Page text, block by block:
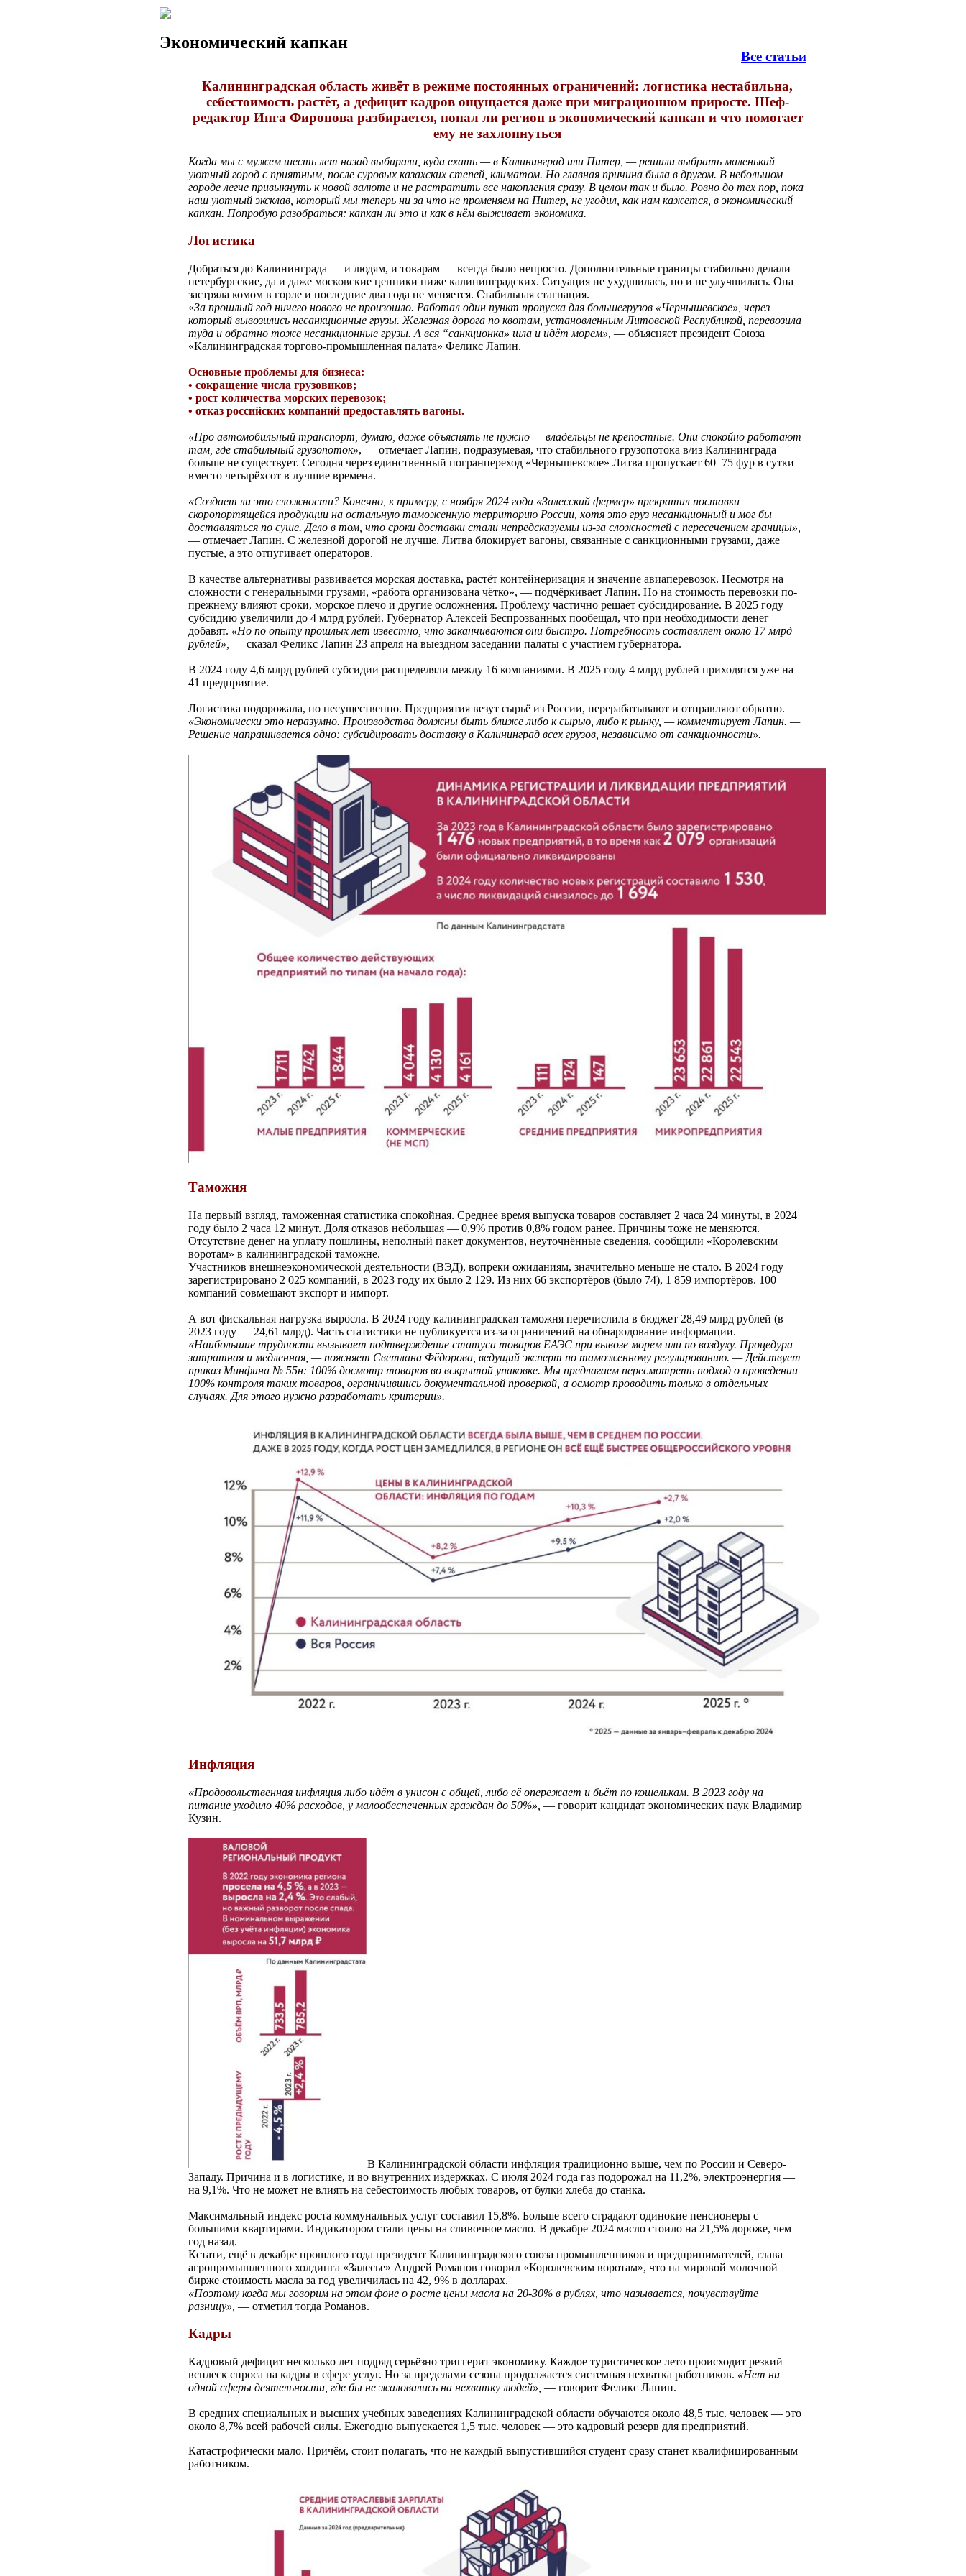
Экономический капкан
Все статьи
Калининградская область живёт в режиме постоянных ограничений: логистика нестабильна,
себестоимость растёт, а дефицит кадров ощущается даже при миграционном приросте. Шеф-
редактор Инга Фиронова разбирается, попал ли регион в экономический капкан и что помогает
ему не захлопнуться
Когда мы с мужем шесть лет назад выбирали, куда ехать — в Калининград или Питер, — решили выбрать маленький
уютный город с приятным, после суровых казахских степей, климатом. Но главная причина была в другом. В небольшом
городе легче привыкнуть к новой валюте и не растратить все накопления сразу. В целом так и было. Ровно до тех пор, пока
наш уютный эксклав, который мы теперь ни за что не променяем на Питер, не угодил, как нам кажется, в экономический
капкан. Попробую разобраться: капкан ли это и как в нём выживает экономика.
Логистика
Добраться до Калининграда — и людям, и товарам — всегда было непросто. Дополнительные границы стабильно делали
петербургские, да и даже московские ценники ниже калининградских. Ситуация не ухудшилась, но и не улучшилась. Она
застряла комом в горле и последние два года не меняется. Стабильная стагнация.
«За прошлый год ничего нового не произошло. Работал один пункт пропуска для большегрузов «Чернышевское», через
который вывозились несанкционные грузы. Железная дорога по квотам, установленным Литовской Республикой, перевозила
туда и обратно тоже несанкционные грузы. А вся “санкционка» шла и идёт морем», — объясняет президент Союза
«Калининградская торгово-промышленная палата» Феликс Лапин.
Основные проблемы для бизнеса:
• сокращение числа грузовиков;
• рост количества морских перевозок;
• отказ российских компаний предоставлять вагоны.
«Про автомобильный транспорт, думаю, даже объяснять не нужно — владельцы не крепостные. Они спокойно работают
там, где стабильный грузопоток», — отмечает Лапин, подразумевая, что стабильного грузопотока в/из Калининграда
больше не существует. Сегодня через единственный погранпереход «Чернышевское» Литва пропускает 60–75 фур в сутки
вместо четырёхсот в лучшие времена.
«Создает ли это сложности? Конечно, к примеру, с ноября 2024 года «Залесский фермер» прекратил поставки
скоропортящейся продукции на остальную таможенную территорию России, хотя это груз несанкционный и мог бы
доставляться по суше. Дело в том, что сроки доставки стали непредсказуемы из-за сложностей с пересечением границы»,
— отмечает Лапин. С железной дорогой не лучше. Литва блокирует вагоны, связанные с санкционными грузами, даже
пустые, а это отпугивает операторов.
В качестве альтернативы развивается морская доставка, растёт контейнеризация и значение авиаперевозок. Несмотря на
сложности с генеральными грузами, «работа организована чётко», — подчёркивает Лапин. Но на стоимость перевозки по-
прежнему влияют сроки, морское плечо и другие осложнения. Проблему частично решает субсидирование. В 2025 году
субсидию увеличили до 4 млрд рублей. Губернатор Алексей Беспрозванных пообещал, что при необходимости денег
добавят. «Но по опыту прошлых лет известно, что заканчиваются они быстро. Потребность составляет около 17 млрд
рублей», — сказал Феликс Лапин 23 апреля на выездном заседании палаты с участием губернатора.
В 2024 году 4,6 млрд рублей субсидии распределяли между 16 компаниями. В 2025 году 4 млрд рублей приходятся уже на
41 предприятие.
Логистика подорожала, но несущественно. Предприятия везут сырьё из России, перерабатывают и отправляют обратно.
«Экономически это неразумно. Производства должны быть ближе либо к сырью, либо к рынку, — комментирует Лапин. —
Решение напрашивается одно: субсидировать доставку в Калининград всех грузов, независимо от санкционности».
Таможня
На первый взгляд, таможенная статистика спокойная. Среднее время выпуска товаров составляет 2 часа 24 минуты, в 2024
году было 2 часа 12 минут. Доля отказов небольшая — 0,9% против 0,8% годом ранее. Причины тоже не меняются.
Отсутствие денег на уплату пошлины, неполный пакет документов, неуточнённые сведения, сообщили «Королевским
воротам» в калининградской таможне.
Участников внешнеэкономической деятельности (ВЭД), вопреки ожиданиям, значительно меньше не стало. В 2024 году
зарегистрировано 2 025 компаний, в 2023 году их было 2 129. Из них 66 экспортёров (было 74), 1 859 импортёров. 100
компаний совмещают экспорт и импорт.
А вот фискальная нагрузка выросла. В 2024 году калининградская таможня перечислила в бюджет 28,49 млрд рублей (в
2023 году — 24,61 млрд). Часть статистики не публикуется из-за ограничений на обнародование информации.
«Наибольшие трудности вызывает подтверждение статуса товаров ЕАЭС при вывозе морем или по воздуху. Процедура
затратная и медленная, — поясняет Светлана Фёдорова, ведущий эксперт по таможенному регулированию. — Действует
приказ Минфина № 55н: 100% досмотр товаров во вскрытой упаковке. Мы предлагаем пересмотреть подход о проведении
100% контроля таких товаров, ограничившись документальной проверкой, а осмотр проводить только в отдельных
случаях. Для этого нужно разработать критерии».
Инфляция
«Продовольственная инфляция либо идёт в унисон с общей, либо её опережает и бьёт по кошелькам. В 2023 году на
питание уходило 40% расходов, у малообеспеченных граждан до 50%», — говорит кандидат экономических наук Владимир
Кузин.
В Калининградской области инфляция традиционно выше, чем по России и Северо-
Западу. Причина и в логистике, и во внутренних издержках. С июля 2024 года газ подорожал на 11,2%, электроэнергия —
на 9,1%. Что не может не влиять на себестоимость любых товаров, от булки хлеба до станка.
Максимальный индекс роста коммунальных услуг составил 15,8%. Больше всего страдают одинокие пенсионеры с
большими квартирами. Индикатором стали цены на сливочное масло. В декабре 2024 масло стоило на 21,5% дороже, чем
год назад.
Кстати, ещё в декабре прошлого года президент Калининградского союза промышленников и предпринимателей, глава
агропромышленного холдинга «Залесье» Андрей Романов говорил «Королевским воротам», что на мировой молочной
бирже стоимость масла за год увеличилась на 42, 9% в долларах.
«Поэтому когда мы говорим на этом фоне о росте цены масла на 20-30% в рублях, что называется, почувствуйте
разницу», — отметил тогда Романов.
Кадры
Кадровый дефицит несколько лет подряд серьёзно триггерит экономику. Каждое туристическое лето происходит резкий
всплеск спроса на кадры в сфере услуг. Но за пределами сезона продолжается системная нехватка работников. «Нет ни
одной сферы деятельности, где бы не жаловались на нехватку людей», — говорит Феликс Лапин.
В средних специальных и высших учебных заведениях Калининградской области обучаются около 48,5 тыс. человек — это
около 8,7% всей рабочей силы. Ежегодно выпускается 1,5 тыс. человек — это кадровый резерв для предприятий.
Катастрофически мало. Причём, стоит полагать, что не каждый выпустившийся студент сразу станет квалифицированным
работником.